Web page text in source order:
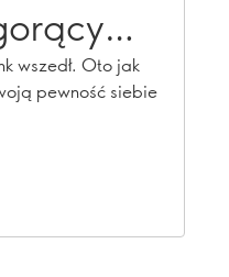
wszedł. Oto jak
pewność siebie